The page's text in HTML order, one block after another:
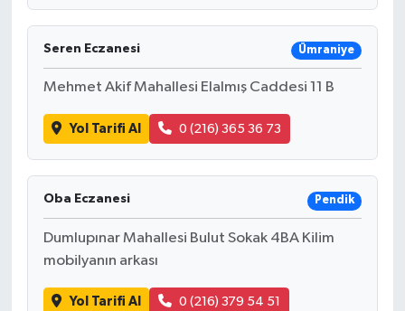
Seren Eczanesi Ümraniye
Mehmet Akif Mahallesi Elalmış Caddesi 11 B
Yol Tarifi Al 0 (216) 365 36 73
Oba Eczanesi Pendik
Dumlupınar Mahallesi Bulut Sokak 4BA Kilim
mobilyanın arkası
Yol Tarifi Al 0 (216) 379 54 51